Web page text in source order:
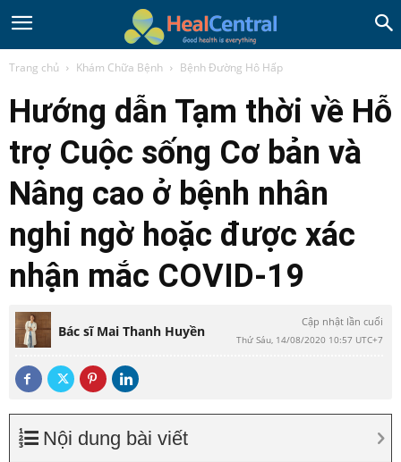
Trang chủ Khám Chữa Bệnh Bệnh Đường Hô Hấp
Hướng dẫn Tạm thời về Hỗ
trợ Cuộc sống Cơ bản và
Nâng cao ở bệnh nhân
nghi ngờ hoặc được xác
nhận mắc COVID-19
Bác sĩ Mai Thanh Huyền
Cập nhật lần cuối
Thứ Sáu, 14/08/2020 10:57 UTC+7
Nội dung bài viết